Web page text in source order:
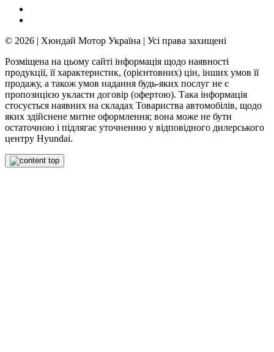
© 2026 | Хюндай Мотор Україна | Усі права захищені
Розміщена на цьому сайті інформація щодо наявності
продукції, її характеристик, (орієнтовних) цін, інших умов її
продажу, а також умов надання будь-яких послуг не є
пропозицією укласти договір (офертою). Така інформація
стосується наявних на складах Товариства автомобілів, щодо
яких здійснене митне оформлення; вона може не бути
остаточною і підлягає уточненню у відповідного дилерського
центру Hyundai.